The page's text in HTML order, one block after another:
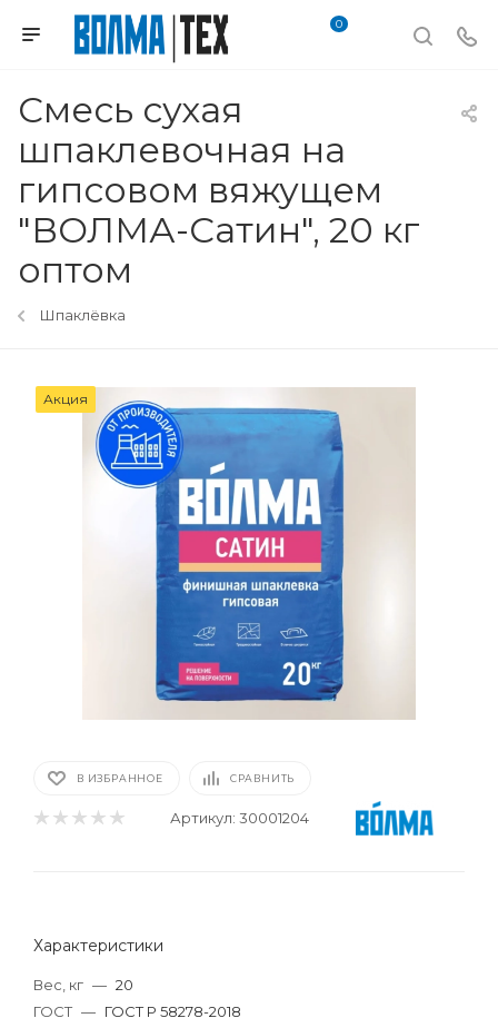
0
Смесь сухая
шпаклевочная на
гипсовом вяжущем
"ВОЛМА-Сатин", 20 кг
оптом
Шпаклёвка
Акция
В ИЗБРАННОЕ СРАВНИТЬ
Артикул: 30001204
Характеристики
Вес, кг — 20
ГОСТ — ГОСТ Р 58278-2018